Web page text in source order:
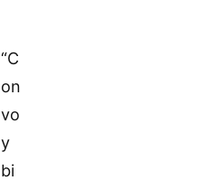
“C
on
vo
y
bi